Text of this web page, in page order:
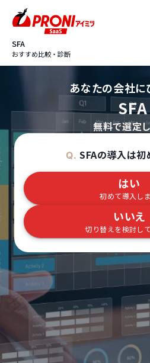
SFA
おすすめ比較・診断
あなたの会社に
SFA
無料で選定し
Q. SFAの導入は初
はい
初めて導入し
いいえ
切り替えを検討し